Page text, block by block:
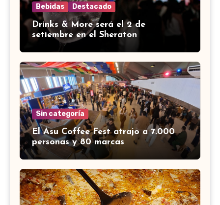
Bebidas Destacado
Drinks & More será el 2 de
setiembre en el Sheraton
Sin categoría
El Asu Coffee Fest atrajo a 7.000
personas y 80 marcas